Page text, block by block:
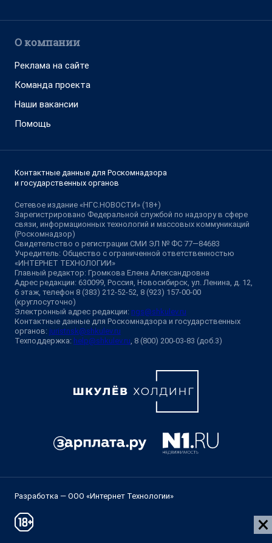
О компании
Реклама на сайте
Команда проекта
Наши вакансии
Помощь
Контактные данные для Роскомнадзора
и государственных органов
Сетевое издание «НГС.НОВОСТИ» (18+)
Зарегистрировано Федеральной службой по надзору в сфере
связи, информационных технологий и массовых коммуникаций
(Роскомнадзор)
Свидетельство о регистрации СМИ ЭЛ № ФС 77—84683
Учредитель: Общество с ограниченной ответственностью
«ИНТЕРНЕТ ТЕХНОЛОГИИ»
Главный редактор: Громкова Елена Александровна
Адрес редакции: 630099, Россия, Новосибирск, ул. Ленина, д. 12,
6 этаж, телефон 8 (383) 212-52-52, 8 (923) 157-00-00
(круглосуточно)
Электронный адрес редакции: ngs@shkulev.ru
Контактные данные для Роскомнадзора и государственных
органов: juristnsk@shkulev.ru
Техподдержка: help@shkulev.ru, 8 (800) 200-03-83 (доб.3)
Разработка — ООО «Интернет Технологии»